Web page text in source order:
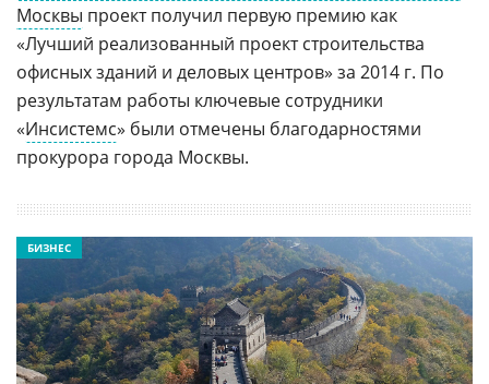
Москвы проект получил первую премию как
«Лучший реализованный проект строительства
офисных зданий и деловых центров» за 2014 г. По
результатам работы ключевые сотрудники
«Инсистемс» были отмечены благодарностями
прокурора города Москвы.
БИЗНЕС